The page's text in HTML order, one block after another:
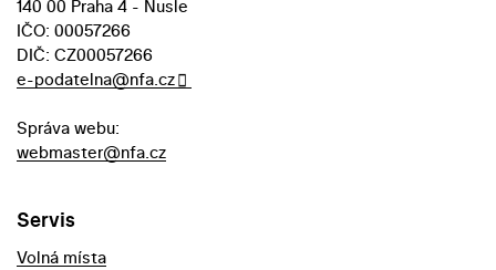
140 00 Praha 4 - Nusle
IČO: 00057266
DIČ: CZ00057266
e-podatelna@nfa.cz
Správa webu:
webmaster@nfa.cz
Servis
Volná místa